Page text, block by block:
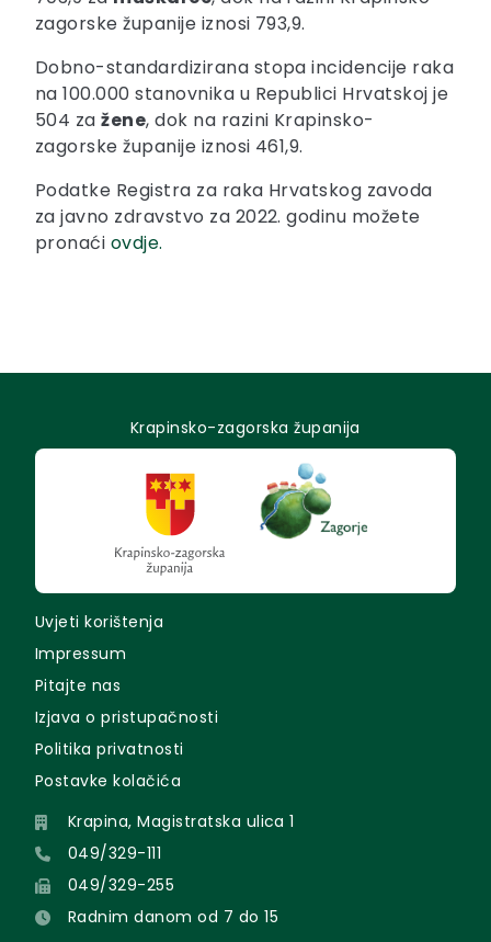
zagorske županije iznosi 793,9.
Dobno-standardizirana stopa incidencije raka
na 100.000 stanovnika u Republici Hrvatskoj je
504 zažene, dok na razini Krapinsko-
zagorske županije iznosi 461,9.
Podatke Registra za raka Hrvatskog zavoda
za javno zdravstvo za 2022. godinu možete
pronaći ovdje.
Krapinsko-zagorska županija
Uvjeti korištenja
Impressum
Pitajte nas
Izjava o pristupačnosti
Politika privatnosti
Postavke kolačića
Krapina, Magistratska ulica 1
049/329-111
049/329-255
Radnim danom od 7 do 15